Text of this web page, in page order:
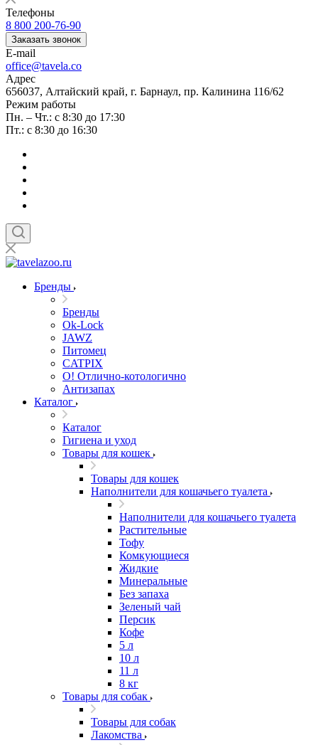
Телефоны
8 800 200-76-90
Заказать звонок
E-mail
office@tavela.co
Адрес
656037, Алтайский край, г. Барнаул, пр. Калинина 116/62
Режим работы
Пн. – Чт.: с 8:30 до 17:30
Пт.: с 8:30 до 16:30
Бренды
Бренды
Ok-Lock
JAWZ
Питомец
CATPIX
О! Отлично-котологично
Антизапах
Каталог
Каталог
Гигиена и уход
Товары для кошек
Товары для кошек
Наполнители для кошачьего туалета
Наполнители для кошачьего туалета
Растительные
Тофу
Комкующиеся
Жидкие
Минеральные
Без запаха
Зеленый чай
Персик
Кофе
5 л
10 л
11 л
8 кг
Товары для собак
Товары для собак
Лакомства